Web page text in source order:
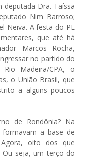
Dra. Taíssa
Nim Barroso;
Neiva. A festa do PL
que até há
Marcos Rocha,
no partido do
Madeira/CPA, o
o União Brasil, que
a alguns poucos
de Rondônia? Na
a base de
oito dos que
seja, um terço do